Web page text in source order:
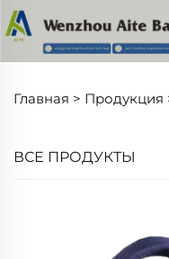
Главная > Продукция
ВСЕ ПРОДУКТЫ